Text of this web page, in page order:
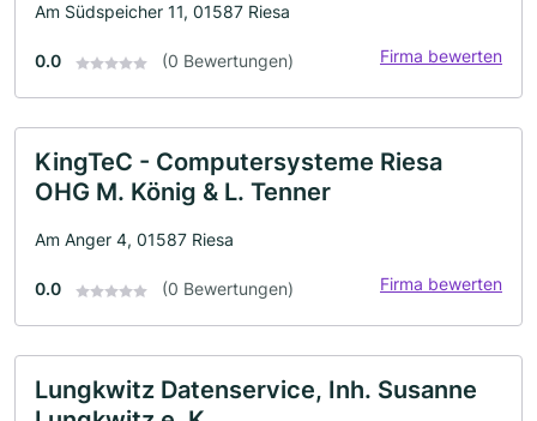
Am Südspeicher 11, 01587 Riesa
0.0 (0 Bewertungen) Firma bewerten
KingTeC - Computersysteme Riesa
OHG M. König & L. Tenner
Am Anger 4, 01587 Riesa
0.0 (0 Bewertungen) Firma bewerten
Lungkwitz Datenservice, Inh. Susanne